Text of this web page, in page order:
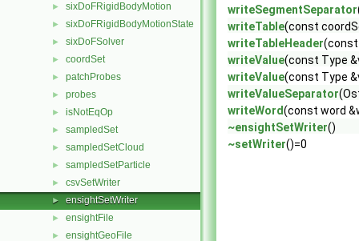
► sixDoFRigidBodyMotion
► sixDoFRigidBodyMotionState
► sixDoFSolver
► coordSet
► patchProbes
► probes
► isNotEqOp
► sampledSet
► sampledSetCloud
► sampledSetParticle
► csvSetWriter
► ensightSetWriter
► ensightFile
► ensightGeoFile
writeSegmentSeparator
writeTable(const
writeTableHeader(const
writeValue(const Type
writeValue(const Type
writeValueSeparator
writeWord(const word
~ensightSetWriter()
~setWriter()=0